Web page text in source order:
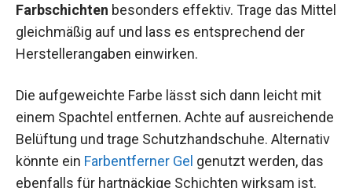
Farbschichten besonders effektiv. Trage das Mittel
gleichmäßig auf und lass es entsprechend der
Herstellerangaben einwirken.
Die aufgeweichte Farbe lässt sich dann leicht mit
einem Spachtel entfernen. Achte auf ausreichende
Belüftung und trage Schutzhandschuhe. Alternativ
könnte ein Farbentferner Gel genutzt werden, das
ebenfalls für hartnäckige Schichten wirksam ist.